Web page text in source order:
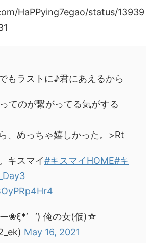
HaPPying7egao/status/13939
もラストに♪君にあえるから
ってのが繋がってる気がする
、めっちゃ嬉しかった。>Rt
キスマイ#キスマイHOME#キ
❀ξ*‘ ｰ‘) 俺の女(仮)☆
May 16, 2021